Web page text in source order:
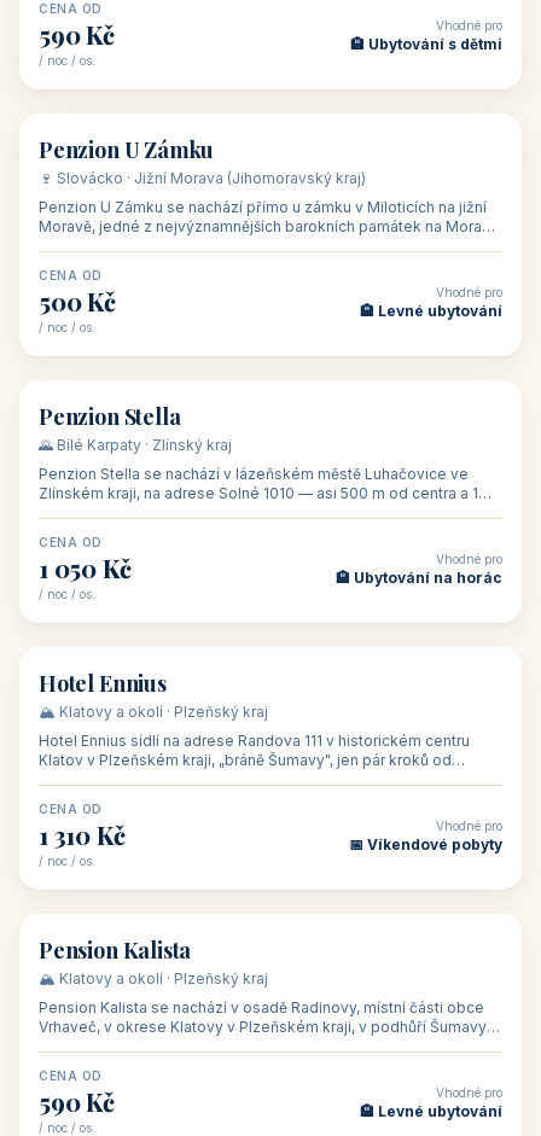
CENA OD
590 Kč
/ noc / os.
Vhodné pro
🏨 Ubytování s dětmi
🏡 penzion
Penzion U Zámku
🍷 Slovácko · Jižní Morava (Jihomoravský kraj)
Penzion U Zámku se nachází přímo u zámku v Miloticích na jižní
Moravě, jedné z nejvýznamnějších barokních památek na Moravě,
CENA OD
500 Kč
/ noc / os.
Vhodné pro
🏨 Levné ubytování
🏡 penzion
Penzion Stella
🌄 Bílé Karpaty · Zlínský kraj
Penzion Stella se nachází v lázeňském městě Luhačovice ve
Zlínském kraji, na adrese Solné 1010 — asi 500 m od centra a 1
CENA OD
1 050 Kč
/ noc / os.
Vhodné pro
🏨 Ubytování na horác
🏨 hotel
Hotel Ennius
🏔️ Klatovy a okolí · Plzeňský kraj
Hotel Ennius sídlí na adrese Randova 111 v historickém centru
Klatov v Plzeňském kraji, „bráně Šumavy", jen pár kroků od
CENA OD
1 310 Kč
/ noc / os.
Vhodné pro
📅 Víkendové pobyty
🏡 penzion
Pension Kalista
🏔️ Klatovy a okolí · Plzeňský kraj
Pension Kalista se nachází v osadě Radinovy, místní části obce
Vrhaveč, v okrese Klatovy v Plzeňském kraji, v podhůří Šumavy
CENA OD
590 Kč
/ noc / os.
Vhodné pro
🏨 Levné ubytování